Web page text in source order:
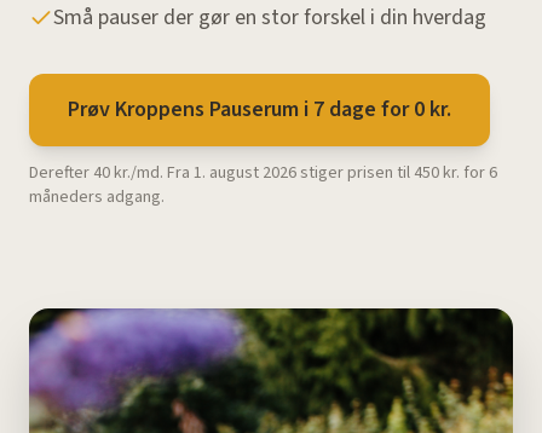
Små pauser der gør en stor forskel i din hverdag
Prøv Kroppens Pauserum i 7 dage for 0 kr.
Derefter 40 kr./md. Fra 1. august 2026 stiger prisen til 450 kr. for 6
måneders adgang.